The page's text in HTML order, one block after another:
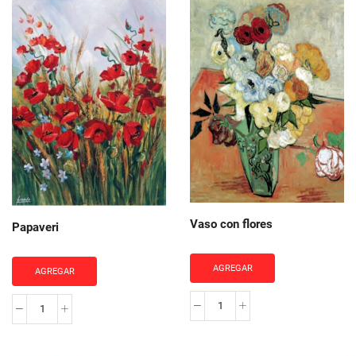
blu
cantidad
Papaveri
AGREGAR
Papaveri
Vaso con flores
AGREGAR
Vaso